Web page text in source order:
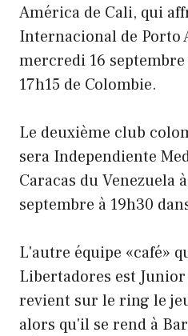
América de Cali, qui
Internacional de Porto
mercredi 16
17h15 de Colombie.
Le deuxième club
sera Independiente
Caracas du Venezuela
septembre à 19h30
L'autre équipe «café»
Libertadores est
revient sur le ring le
alors qu'il se rend à